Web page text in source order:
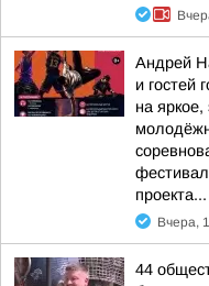
Андрей
и гостей
на
проекта...
Вчера,
44